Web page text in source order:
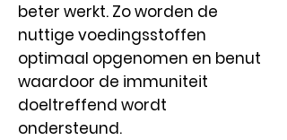
beter werkt. Zo worden de
nuttige voedingsstoffen
optimaal opgenomen en benut
waardoor de immuniteit
doeltreffend wordt
ondersteund.